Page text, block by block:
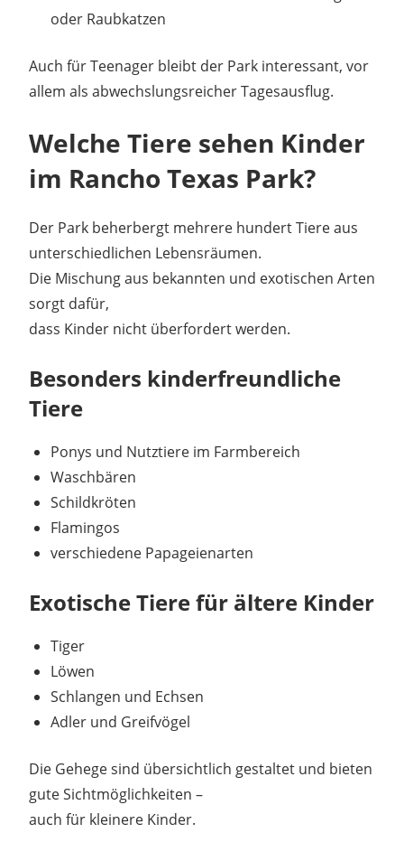
oder Raubkatzen
Auch für Teenager bleibt der Park interessant, vor
allem als abwechslungsreicher Tagesausflug.
Welche Tiere sehen Kinder
im Rancho Texas Park?
Der Park beherbergt mehrere hundert Tiere aus
unterschiedlichen Lebensräumen.
Die Mischung aus bekannten und exotischen Arten
sorgt dafür,
dass Kinder nicht überfordert werden.
Besonders kinderfreundliche
Tiere
Ponys und Nutztiere im Farmbereich
Waschbären
Schildkröten
Flamingos
verschiedene Papageienarten
Exotische Tiere für ältere Kinder
Tiger
Löwen
Schlangen und Echsen
Adler und Greifvögel
Die Gehege sind übersichtlich gestaltet und bieten
gute Sichtmöglichkeiten –
auch für kleinere Kinder.